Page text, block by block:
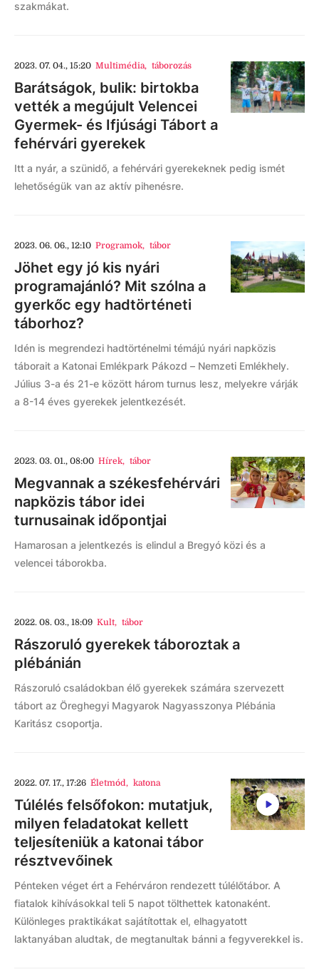
szakmákat.
2023. 07. 04., 15:20 Multimédia, táborozás
Barátságok, bulik: birtokba
vették a megújult Velencei
Gyermek- és Ifjúsági Tábort a
fehérvári gyerekek
Itt a nyár, a szünidő, a fehérvári gyerekeknek pedig ismét
lehetőségük van az aktív pihenésre.
2023. 06. 06., 12:10 Programok, tábor
Jöhet egy jó kis nyári
programajánló? Mit szólna a
gyerkőc egy hadtörténeti
táborhoz?
Idén is megrendezi hadtörténelmi témájú nyári napközis
táborait a Katonai Emlékpark Pákozd – Nemzeti Emlékhely.
Július 3-a és 21-e között három turnus lesz, melyekre várják
a 8-14 éves gyerekek jelentkezését.
2023. 03. 01., 08:00 Hírek, tábor
Megvannak a székesfehérvári
napközis tábor idei
turnusainak időpontjai
Hamarosan a jelentkezés is elindul a Bregyó közi és a
velencei táborokba.
2022. 08. 03., 18:09 Kult, tábor
Rászoruló gyerekek táboroztak a
plébánián
Rászoruló családokban élő gyerekek számára szervezett
tábort az Öreghegyi Magyarok Nagyasszonya Plébánia
Karitász csoportja.
2022. 07. 17., 17:26 Életmód, katona
Túlélés felsőfokon: mutatjuk,
milyen feladatokat kellett
teljesíteniük a katonai tábor
résztvevőinek
Pénteken véget ért a Fehérváron rendezett túlélőtábor. A
fiatalok kihívásokkal teli 5 napot tölthettek katonaként.
Különleges praktikákat sajátítottak el, elhagyatott
laktanyában aludtak, de megtanultak bánni a fegyverekkel is.